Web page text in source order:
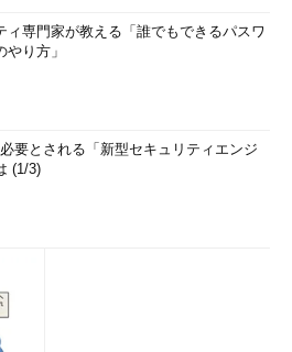
ィ専門家が教える「誰でもできるパスワ
やり方」
要とされる「新型セキュリティエンジ
(1/3)